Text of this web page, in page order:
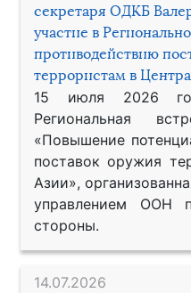
секретаря ОДКБ
участие в
противодействию
террористам в
15 июля 2026
Региональная
«Повышение
поставок оружия
Азии»,
управлением ООН
стороны.
14.07.2026